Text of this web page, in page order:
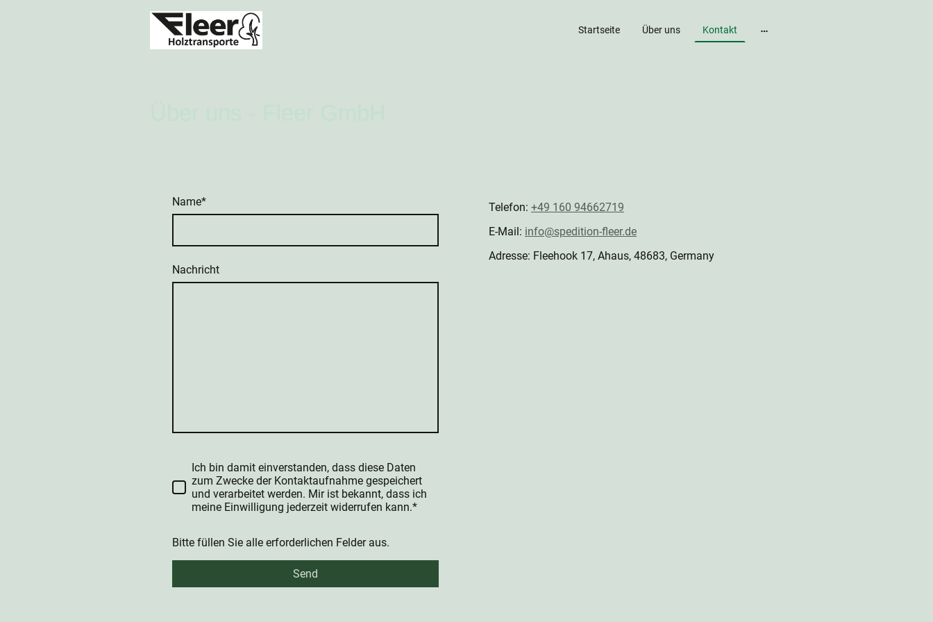
Startseite Über uns Kontakt
Name*
Nachricht
Ich bin damit einverstanden, dass diese Daten
zum Zwecke der Kontaktaufnahme gespeichert
und verarbeitet werden. Mir ist bekannt, dass ich
meine Einwilligung jederzeit widerrufen kann.*
Bitte füllen Sie alle erforderlichen Felder aus.
Send
Telefon: +49 160 94662719
E-Mail: info@spedition-fleer.de
Adresse: Fleehook 17, Ahaus, 48683, Germany